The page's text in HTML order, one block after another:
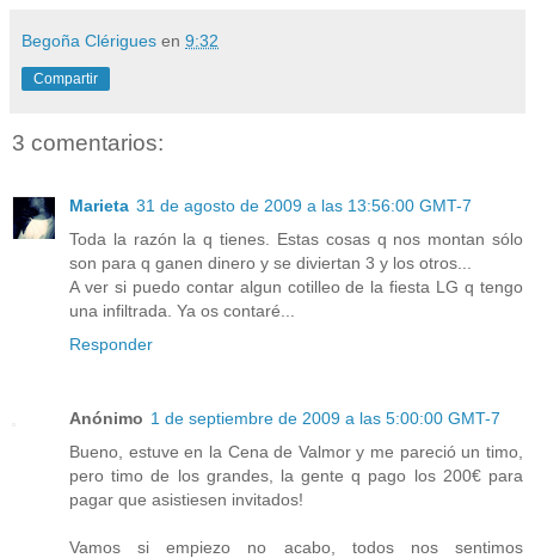
Begoña Clérigues en 9:32
Compartir
3 comentarios:
Marieta 31 de agosto de 2009 a las 13:56:00 GMT-7
Toda la razón la q tienes. Estas cosas q nos montan sólo
son para q ganen dinero y se diviertan 3 y los otros...
A ver si puedo contar algun cotilleo de la fiesta LG q tengo
una infiltrada. Ya os contaré...
Responder
Anónimo 1 de septiembre de 2009 a las 5:00:00 GMT-7
Bueno, estuve en la Cena de Valmor y me pareció un timo,
pero timo de los grandes, la gente q pago los 200€ para
pagar que asistiesen invitados!
Vamos si empiezo no acabo, todos nos sentimos